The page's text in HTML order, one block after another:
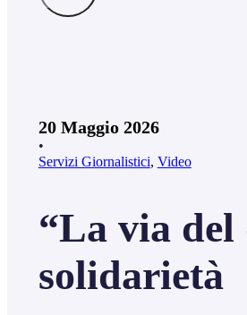
20 Maggio 2026
•
Servizi Giornalistici, Video
“La via del
solidarietà